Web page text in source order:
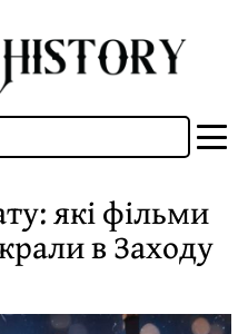
які фільми
в Заходу